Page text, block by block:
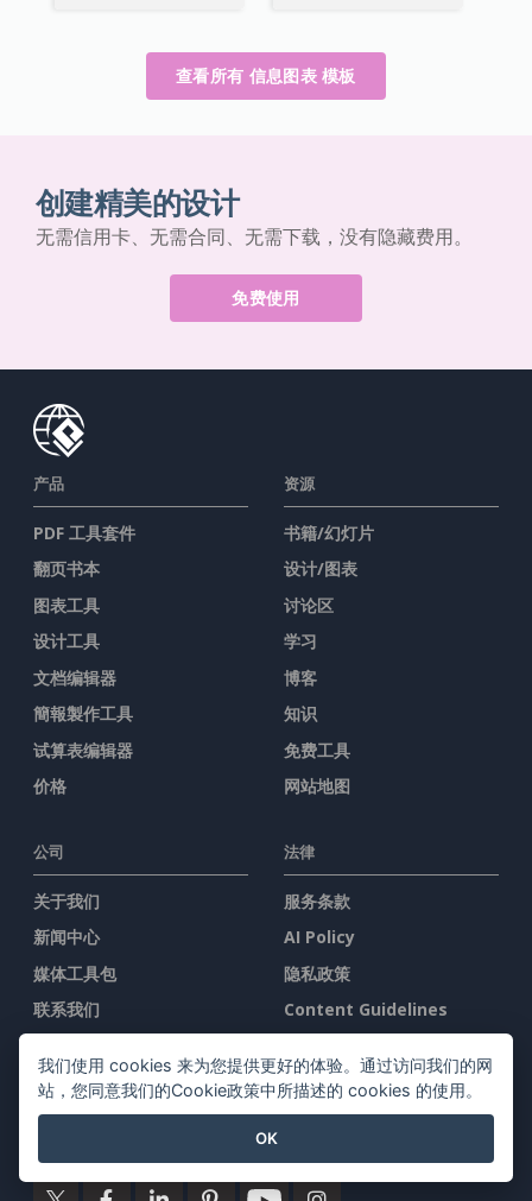
查看所有 信息图表 模板
创建精美的设计
无需信用卡、无需合同、无需下载，没有隐藏费用。
免费使用
产品
PDF 工具套件
翻页书本
图表工具
设计工具
文档编辑器
簡報製作工具
试算表编辑器
价格
资源
书籍/幻灯片
设计/图表
讨论区
学习
博客
知识
免费工具
网站地图
公司
关于我们
新闻中心
媒体工具包
联系我们
法律
服务条款
AI Policy
隐私政策
Content Guidelines
举报投诉
我们使用 cookies 来为您提供更好的体验。通过访问我们的网
站，您同意我们的Cookie政策中所描述的 cookies 的使用。
OK